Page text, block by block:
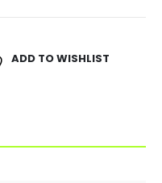
ADD TO WISHLIST